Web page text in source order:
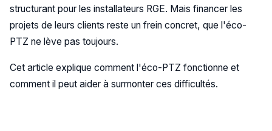
structurant pour les installateurs RGE. Mais financer les
projets de leurs clients reste un frein concret, que l'éco-
PTZ ne lève pas toujours.
Cet article explique comment l'éco-PTZ fonctionne et
comment il peut aider à surmonter ces difficultés.